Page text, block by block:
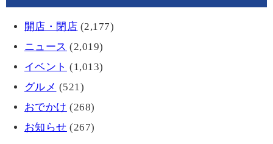
開店・閉店 (2,177)
ニュース (2,019)
イベント (1,013)
グルメ (521)
おでかけ (268)
お知らせ (267)